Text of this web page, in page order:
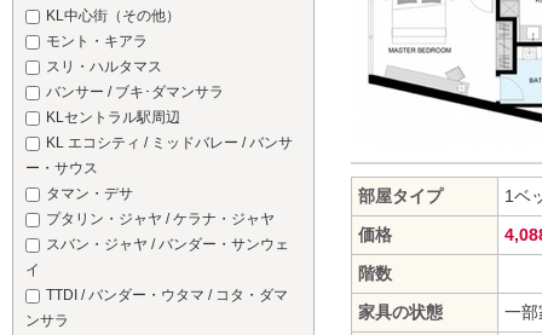
KL中心街（その他）
モント・キアラ
スリ・ハルタマス
バンサー / ブキ･ダマンサラ
KLセントラル駅周辺
KL エコシティ / ミッドバレー / バンサ
ー・サウス
タマン・デサ
プタリン・ジャヤ / ケラナ・ジャヤ
スバン・ジャヤ / バンダー・サンウェ
イ
TTDI / バンダー・ウタマ / コタ・ダマ
ンサラ
部屋タイプ
1ベ
価格
階数
家具の状態
一部